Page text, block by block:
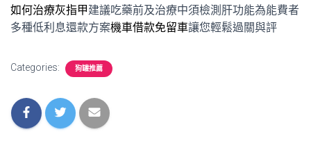
如何治療灰指甲建議吃藥前及治療中須檢測肝功能為能費者
多種低利息還款方案機車借款免留車讓您輕鬆過關與評
Categories: 狗罐推薦